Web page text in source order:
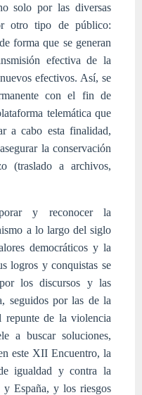
solo por las diversas
otro tipo de público:
forma que se generan
efectiva de la
efectivos. Así, se
con el fin de
telemática que
a cabo esta finalidad,
la conservación
(traslado a archivos,
y reconocer la
a lo largo del siglo
democráticos y la
logros y conquistas se
los discursos y las
seguidos por las de la
repunte de la violencia
a buscar soluciones,
este XII Encuentro, la
igualdad y contra la
España, y los riesgos